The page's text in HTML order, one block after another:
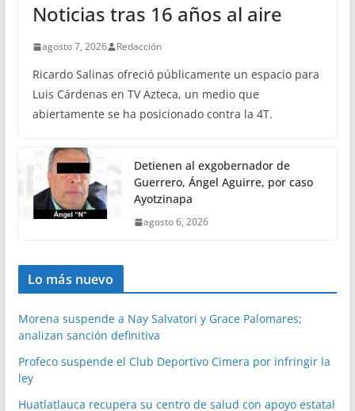
Noticias tras 16 años al aire
agosto 7, 2026 Redacción
Ricardo Salinas ofreció públicamente un espacio para
Luis Cárdenas en TV Azteca, un medio que
abiertamente se ha posicionado contra la 4T.
Detienen al exgobernador de
Guerrero, Ángel Aguirre, por caso
Ayotzinapa
agosto 6, 2026
Lo más nuevo
Morena suspende a Nay Salvatori y Grace Palomares;
analizan sanción definitiva
Profeco suspende el Club Deportivo Cimera por infringir la
ley
Huatlatlauca recupera su centro de salud con apoyo estatal